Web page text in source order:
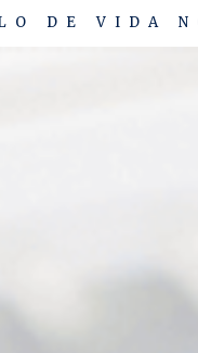
DE VIDA